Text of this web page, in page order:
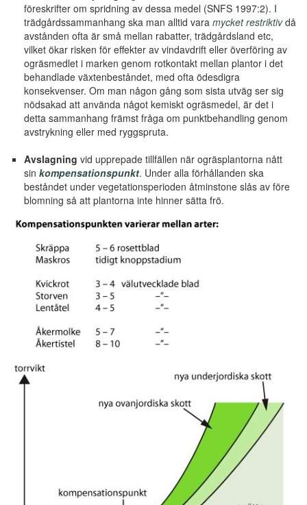
föreskrifter om spridning av dessa medel (SNFS 1997:2). I
trädgårdssammanhang ska man alltid vara mycket restriktivdå
avstånden ofta är små mellan rabatter, trädgårdsland etc,
vilket ökar risken för effekter av vindavdrift eller överföring av
ogräsmedlet i marken genom rotkontakt mellan plantor i det
behandlade växtenbeståndet, med ofta ödesdigra
konsekvenser. Om man någon gång som sista utväg ser sig
nödsakad att använda något kemiskt ogräsmedel, är det i
detta sammanhang främst fråga om punktbehandling genom
avstrykning eller med ryggspruta.
Avslagning vid upprepade tillfällen när ogräsplantorna nått
sin kompensationspunkt. Under alla förhållanden ska
beståndet under vegetationsperioden åtminstone slås av före
blomning så att plantorna inte hinner sätta frö.